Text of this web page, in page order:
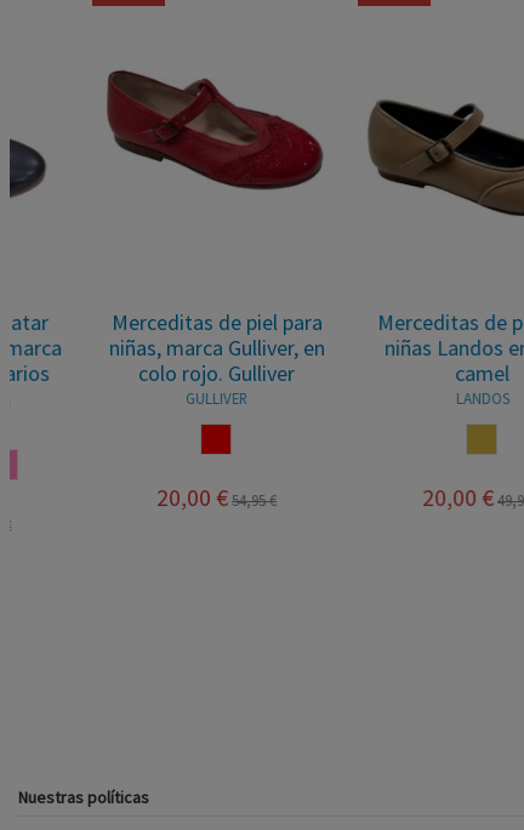
Merceditas de piel para
niñas, marca Gulliver, en
colo rojo. Gulliver
20,00 €54,95 €
Merceditas de piel para
niñas Landos en color
20,00 €49,95 €
Nuestras políticas